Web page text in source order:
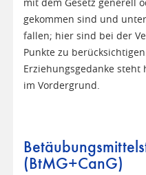
gekommen sind und
fallen; hier sind bei der
Punkte zu
Erziehungsgedanke
im Vordergrund.
(BtMG+CanG)